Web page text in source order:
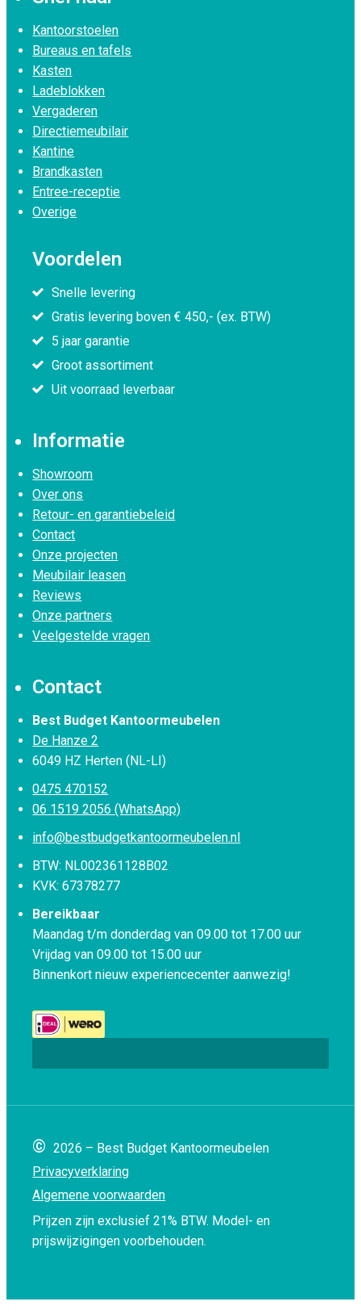
Kantoorstoelen
Bureaus en tafels
Kasten
Ladeblokken
Vergaderen
Directiemeubilair
Kantine
Brandkasten
Entree-receptie
Overige
Voordelen
Snelle levering
Gratis levering boven € 450,- (ex. BTW)
5 jaar garantie
Groot assortiment
Uit voorraad leverbaar
Informatie
Showroom
Over ons
Retour- en garantiebeleid
Contact
Onze projecten
Meubilair leasen
Reviews
Onze partners
Veelgestelde vragen
Contact
Best Budget Kantoormeubelen
De Hanze 2
6049 HZ Herten (NL-LI)
0475 470152
06 1519 2056 (WhatsApp)
info@bestbudgetkantoormeubelen.nl
BTW: NL002361128B02
KVK: 67378277
Bereikbaar
Maandag t/m donderdag van 09.00 tot 17.00 uur
Vrijdag van 09.00 tot 15.00 uur
Binnenkort nieuw experiencecenter aanwezig!
© 2026 – Best Budget Kantoormeubelen
Privacyverklaring
Algemene voorwaarden
Prijzen zijn exclusief 21% BTW. Model- en
prijswijzigingen voorbehouden.